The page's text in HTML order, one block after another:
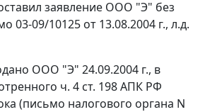
заявление ООО "Э" без
03-09/10125 от 13.08.2004 г., л.д.
ООО "Э" 24.09.2004 г., в
ч. 4 ст. 198АПК РФ
(письмо налогового органа N